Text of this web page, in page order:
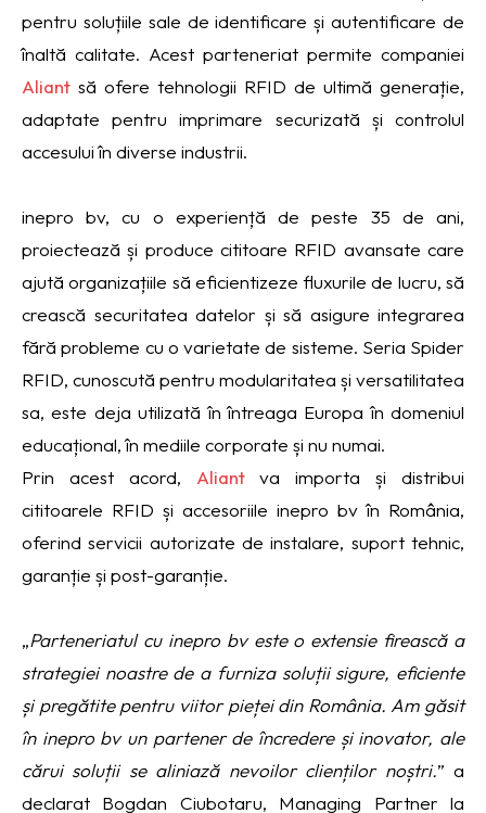
pentru soluțiile sale de identificare și autentificare de
înaltă calitate. Acest parteneriat permite companiei
Aliant să ofere tehnologii RFID de ultimă generație,
adaptate pentru imprimare securizată și controlul
accesului în diverse industrii.
inepro bv, cu o experiență de peste 35 de ani,
proiectează și produce cititoare RFID avansate care
ajută organizațiile să eficientizeze fluxurile de lucru, să
crească securitatea datelor și să asigure integrarea
fără probleme cu o varietate de sisteme. Seria Spider
RFID, cunoscută pentru modularitatea și versatilitatea
sa, este deja utilizată în întreaga Europa în domeniul
educațional, în mediile corporate și nu numai.
Prin acest acord, Aliantva importa și distribui
cititoarele RFID și accesoriile inepro bv în România,
oferind servicii autorizate de instalare, suport tehnic,
garanție și post-garanție.
„Parteneriatul cu inepro bv este o extensie firească a
strategiei noastre de a furniza soluții sigure, eficiente
și pregătite pentru viitor pieței din România. Am găsit
în inepro bv un partener de încredere și inovator, ale
cărui soluții se aliniază nevoilor clienților noștri.” a
declarat Bogdan Ciubotaru, Managing Partner la